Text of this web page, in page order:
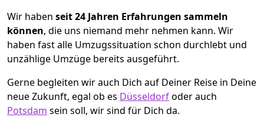
Wir haben seit24 Jahren Erfahrungen sammeln
können, die uns niemand mehr nehmen kann. Wir
haben fast alle Umzugssituation schon durchlebt und
unzählige Umzüge bereits ausgeführt.
Gerne begleiten wir auch Dich auf Deiner Reise in Deine
neue Zukunft, egal ob es Düsseldorfoder auch
Potsdam sein soll, wir sind für Dich da.